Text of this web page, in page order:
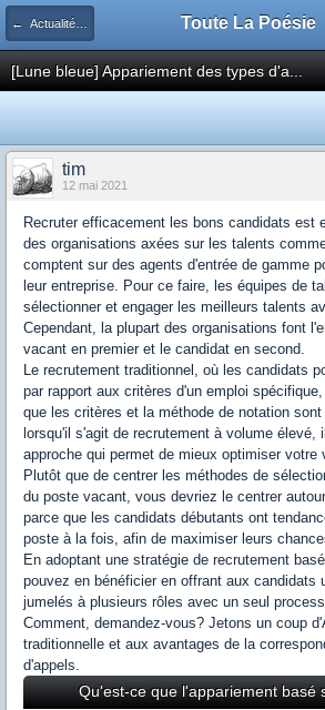
← Actualités de la poésie Toute La Poésie
[Lune bleue] Appariement des types d'a...
tim
12 mai 2021
Recruter efficacement les bons candidats est
des organisations axées sur les talents
comptent sur des agents d'entrée de gamme
leur entreprise. Pour ce faire, les équipes de
sélectionner et engager les meilleurs talents
Cependant, la plupart des organisations font
vacant en premier et le candidat en second.
Le recrutement traditionnel, où les candidats
par rapport aux critères d'un emploi
que les critères et la méthode de notation
lorsqu'il s'agit de recrutement à volume élevé,
approche qui permet de mieux optimiser votre
Plutôt que de centrer les méthodes de
du poste vacant, vous devriez le centrer
parce que les candidats débutants ont
poste à la fois, afin de maximiser leurs
En adoptant une stratégie de recrutement
pouvez en bénéficier en offrant aux candidats
jumelés à plusieurs rôles avec un seul
Comment, demandez-vous? Jetons un coup
traditionnelle et aux avantages de la
d'appels.
Qu'est-ce que l'appariement basé